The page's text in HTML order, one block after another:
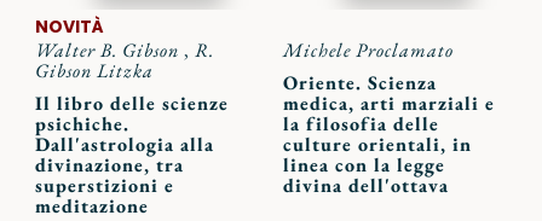
NOVITÀ
Walter B. Gibson , R.
Gibson Litzka
Il libro delle scienze
psichiche.
Dall'astrologia alla
divinazione, tra
superstizioni e
meditazione
Michele Proclamato
Oriente. Scienza
medica, arti marziali e
la filosofia delle
culture orientali, in
linea con la legge
divina dell'ottava